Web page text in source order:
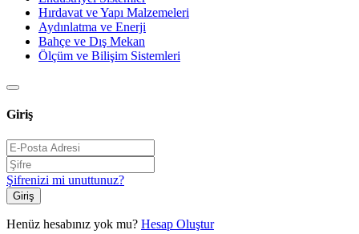
Hırdavat ve Yapı Malzemeleri
Aydınlatma ve Enerji
Bahçe ve Dış Mekan
Ölçüm ve Bilişim Sistemleri
Giriş
Şifrenizi mi unuttunuz?
Giriş
Henüz hesabınız yok mu? Hesap Oluştur